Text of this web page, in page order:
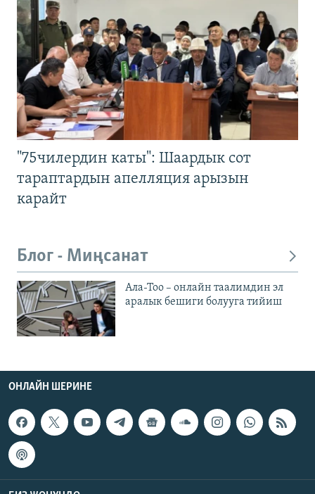
"75чилердин каты": Шаардык сот
тараптардын апелляция арызын
карайт
Блог - Миңсанат
Ала-Тоо – онлайн таалимдин эл
аралык бешиги болууга тийиш
ОНЛАЙН ШЕРИНЕ